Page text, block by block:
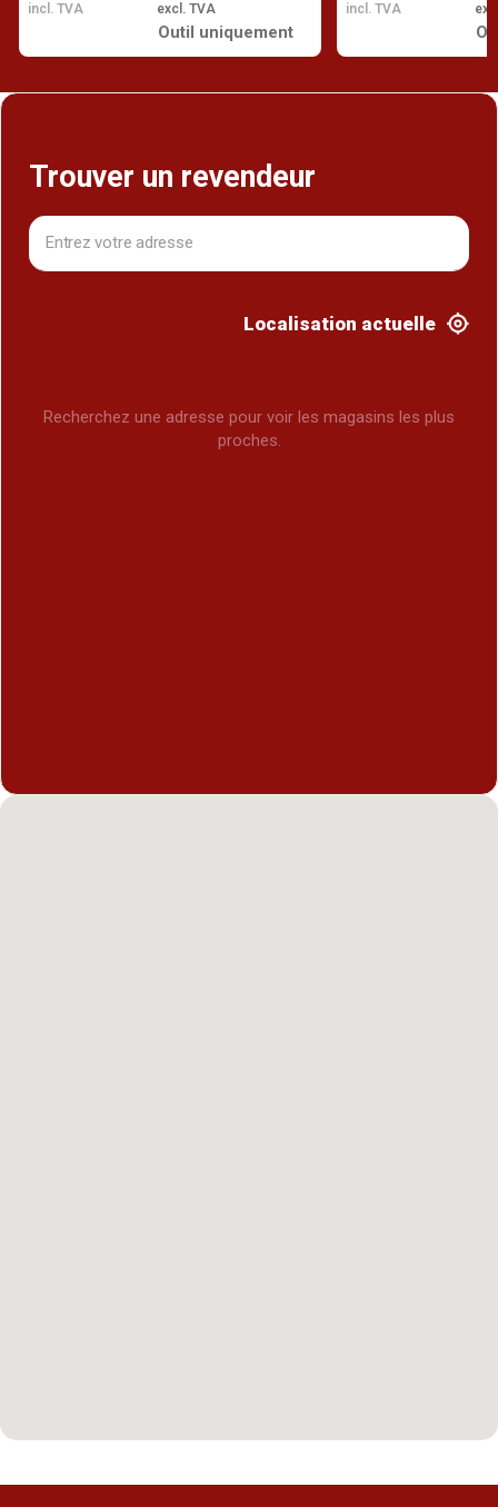
excl. TVA
incl. TVA
Outil uniquement
incl. TVA
Trouver un revendeur
Localisation actuelle
Recherchez une adresse pour voir les magasins les plus
proches.